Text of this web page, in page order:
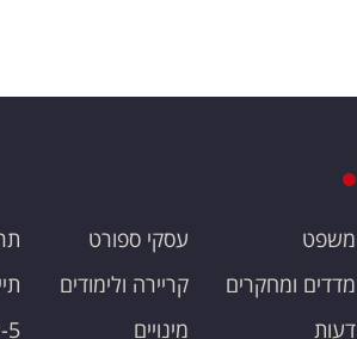
משפט
מדדים ומחקרים
דעות
עסקי ספורט
קריירה ולימודים
מינויים
5